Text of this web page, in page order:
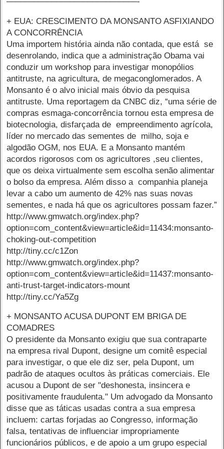
+ EUA: CRESCIMENTO DA MONSANTO ASFIXIANDO
A CONCORRÊNCIA
Uma importem história ainda não contada, que está se
desenrolando, indica que a administração Obama vai
conduzir um workshop para investigar monopólios
antitruste, na agricultura, de megaconglomerados. A
Monsanto é o alvo inicial mais óbvio da pesquisa
antitruste. Uma reportagem da CNBC diz, “uma série de
compras esmaga-concorrência tornou esta empresa de
biotecnologia, disfarçada de empreendimento agrícola,
líder no mercado das sementes de milho, soja e
algodão OGM, nos EUA. E a Monsanto mantém
acordos rigorosos com os agricultores ,seu clientes,
que os deixa virtualmente sem escolha senão alimentar
o bolso da empresa. Além disso a companhia planeja
levar a cabo um aumento de 42% nas suas novas
sementes, e nada há que os agricultores possam fazer.”
http://www.gmwatch.org/index.php?
option=com_content&view=article&id=11434:monsanto-
choking-out-competition
http://tiny.cc/c1Zon
http://www.gmwatch.org/index.php?
option=com_content&view=article&id=11437:monsanto-
anti-trust-target-indicators-mount
http://tiny.cc/Ya5Zg
+ MONSANTO ACUSA DUPONT EM BRIGA DE
COMADRES
O presidente da Monsanto exigiu que sua contraparte
na empresa rival Dupont, designe um comitê especial
para investigar, o que ele diz ser, pela Dupont, um
padrão de ataques ocultos às práticas comerciais. Ele
acusou a Dupont de ser "deshonesta, insincera e
positivamente fraudulenta." Um advogado da Monsanto
disse que as táticas usadas contra a sua empresa
incluem: cartas forjadas ao Congresso, informação
falsa, tentativas de influenciar impropriamente
funcionários públicos, e de apoio a um grupo especial